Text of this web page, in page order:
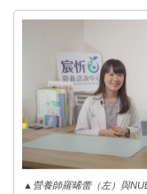
▲營養師羅晞蕾（左）與